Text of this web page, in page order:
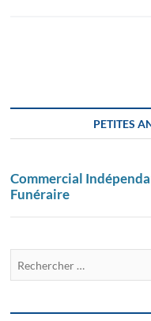
PETITES
Commercial
Funéraire